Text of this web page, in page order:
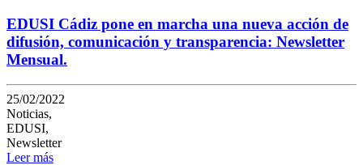
EDUSI Cádiz pone en marcha una nueva acción de
difusión, comunicación y transparencia: Newsletter
Mensual.
25/02/2022
Noticias,
EDUSI,
Newsletter
Leer más